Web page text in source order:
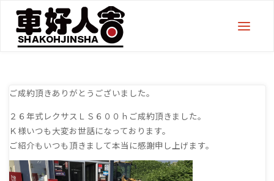
ご成約頂きありがとうございました。
２６年式レクサスＬＳ６００ｈご成約頂きました。
Ｋ様いつも大変お世話になっております。
ご紹介もいつも頂きまして本当に感謝申し上げます。